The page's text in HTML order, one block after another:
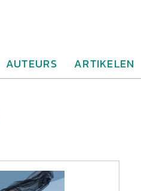
AUTEURS ARTIKELEN